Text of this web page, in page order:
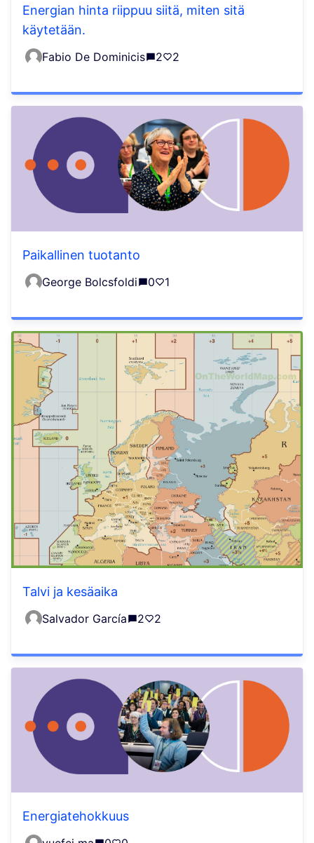
Energian hinta riippuu siitä, miten sitä
käytetään.
Fabio De Dominicis 2 2
Paikallinen tuotanto
George Bolcsfoldi 0 1
Talvi ja kesäaika
Salvador García 2 2
Energiatehokkuus